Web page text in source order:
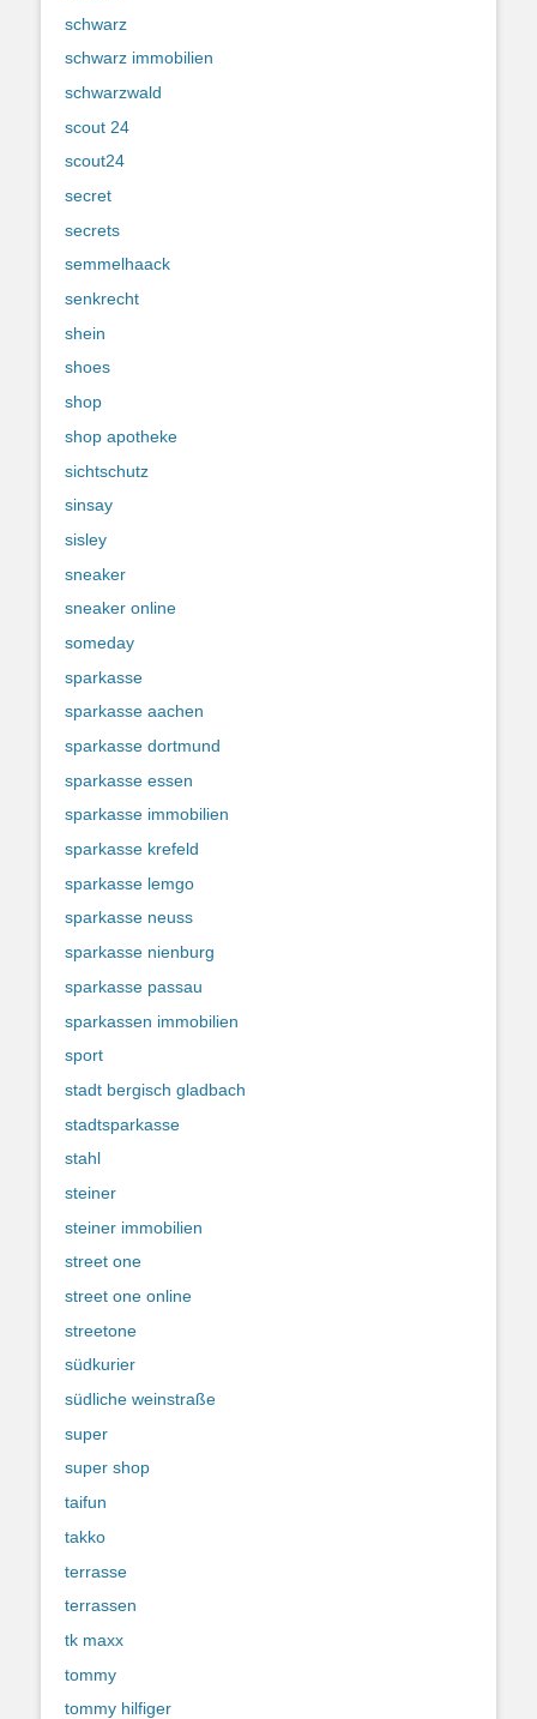
schwarz
schwarz immobilien
schwarzwald
scout 24
scout24
secret
secrets
semmelhaack
senkrecht
shein
shoes
shop
shop apotheke
sichtschutz
sinsay
sisley
sneaker
sneaker online
someday
sparkasse
sparkasse aachen
sparkasse dortmund
sparkasse essen
sparkasse immobilien
sparkasse krefeld
sparkasse lemgo
sparkasse neuss
sparkasse nienburg
sparkasse passau
sparkassen immobilien
sport
stadt bergisch gladbach
stadtsparkasse
stahl
steiner
steiner immobilien
street one
street one online
streetone
südkurier
südliche weinstraße
super
super shop
taifun
takko
terrasse
terrassen
tk maxx
tommy
tommy hilfiger